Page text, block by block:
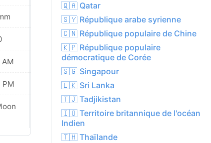
AM
PM
0.2 mm
8.0
05:30 AM
06:34 PM
🇶🇦 Qatar
🇸🇾 République arabe syrienne
🇨🇳 République populaire de Chine
🇰🇵 République populaire
démocratique de Corée
🇸🇬 Singapour
🇱🇰 Sri Lanka
🇹🇯 Tadjikistan
🇮🇴 Territoire britannique de l'océan
Indien
🇹🇭 Thaïlande